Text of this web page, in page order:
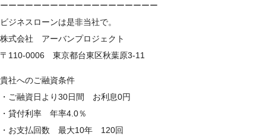
ーーーーーーーーーーーーーーーーーーー
ビジネスローンは是非当社で。
株式会社 アーバンプロジェクト
〒110-0006 東京都台東区秋葉原3-11
貴社へのご融資条件
・ご融資日より30日間 お利息0円
・貸付利率 年率4.0％
・お支払回数 最大10年 120回